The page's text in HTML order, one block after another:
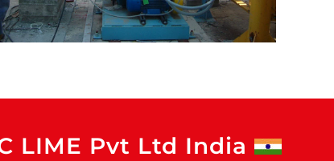
LIME Pvt Ltd India